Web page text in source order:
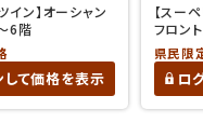
イン】オーシャン
6階
して価格を表示
【スー
フロン
県民限
ロ